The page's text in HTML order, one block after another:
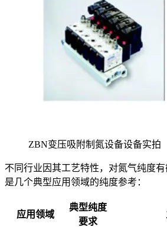
ZBN变压吸附制氮设备设备实拍
不同行业因其工艺特性，对氮气纯度
是几个典型应用领域的纯度参考：
应用领域
典型纯度
要求